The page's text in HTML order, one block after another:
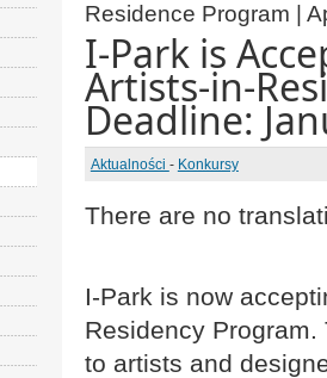
Residence Program |
I-Park is
Artists-in-
Deadline:
Aktualności - Konkursy
There are no
I-Park is now
Residency
to artists and